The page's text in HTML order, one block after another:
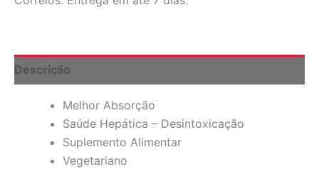
60
Descrição
Melhor Absorção
Saúde Hepática – Desintoxicação
Suplemento Alimentar
Vegetariano